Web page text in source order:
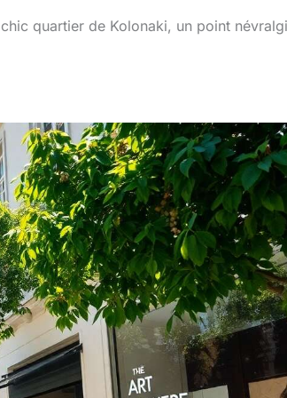
quartier de Kolonaki, un point